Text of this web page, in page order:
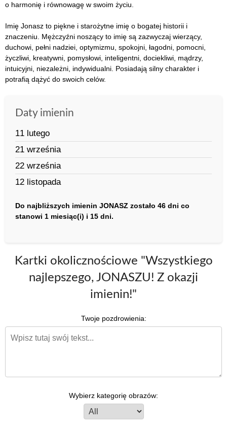
o harmonię i równowagę w swoim życiu.
Imię Jonasz to piękne i starożytne imię o bogatej historii i
znaczeniu. Mężczyźni noszący to imię są zazwyczaj wierzący,
duchowi, pełni nadziei, optymizmu, spokojni, łagodni, pomocni,
życzliwi, kreatywni, pomysłowi, inteligentni, dociekliwi, mądrzy,
intuicyjni, niezależni, indywidualni. Posiadają silny charakter i
potrafią dążyć do swoich celów.
Daty imienin
11 lutego
21 września
22 września
12 listopada
Do najbliższych imienin JONASZ zostało 46 dni co
stanowi 1 miesiąc(i) i 15 dni.
Kartki okolicznościowe "Wszystkiego
najlepszego, JONASZU! Z okazji
imienin!"
Twoje pozdrowienia:
Wybierz kategorię obrazów: